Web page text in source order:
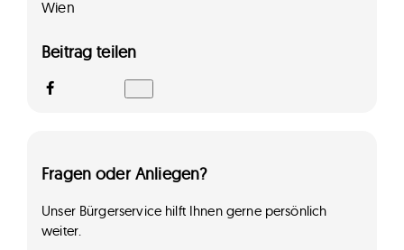
Wien
Beitrag teilen
Fragen oder Anliegen?
Unser Bürgerservice hilft Ihnen gerne persönlich
weiter.